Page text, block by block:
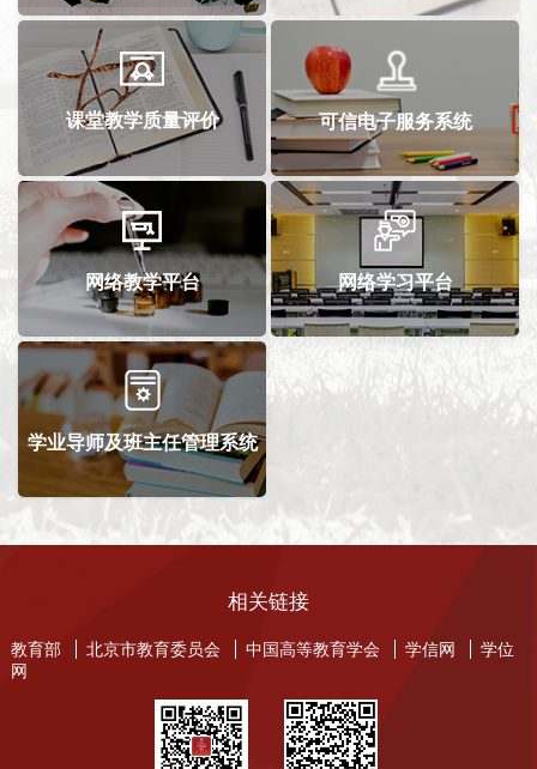
课堂教学质量评价 可信电子服务系统
网络教学平台 网络学习平台
学业导师及班主任管理系统
相关链接
教育部 北京市教育委员会 中国高等教育学会 学信网
学位
网